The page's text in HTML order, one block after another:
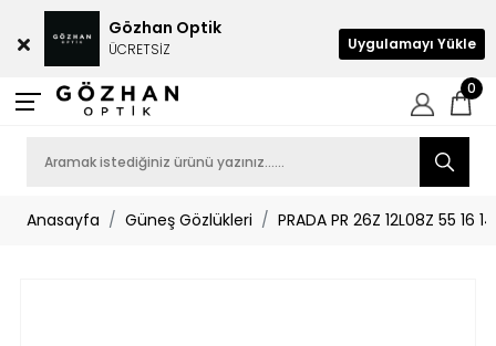
0
Anasayfa Güneş Gözlükleri PRADA PR 26Z 12L08Z 55 16
Gözhan Optik
ÜCRETSİZ Uygulamayı Yükle